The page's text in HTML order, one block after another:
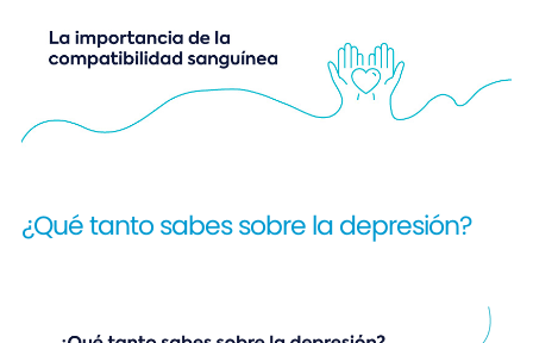
¿Qué tanto sabes sobre la depresión?